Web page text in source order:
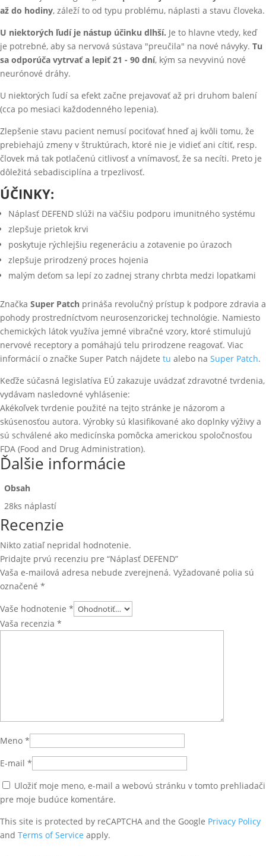
až do hodiny, záleží to od typu problému, náplasti a stavu človeka.
U niektorých ľudí je nástup účinku dlhší. Je to hlavne vtedy, keď
je potrebné, aby sa nervová sústava "preučila" na nové návyky. Tu
sa odporúča vytrvať a lepiť 21 - 90 dní, kým sa nevyvinú nové
neurónové dráhy.
U niektorých ľudí sa efekt začne prejavovať až pri druhom balení
(cca po mesiaci každodenného lepenia).
Zlepšenie stavu pacient nemusí pociťovať hneď aj kvôli tomu, že
prebiehajú zmeny v štruktúrach, ktoré nie je vidieť ani cítiť, resp.
človek má tak potlačenú citlivosť a vnímavosť, že sa necíti. Preto je
dôležitá sebadisciplína a trpezlivosť.
ÚČINKY:
Náplasť DEFEND slúži na väčšiu podporu imunitného systému
zlepšuje prietok krvi
poskytuje rýchlejšiu regeneráciu a zotavenie po úrazoch
zlepšuje prirodzený proces hojenia
malým deťom sa lepí zo zadnej strany chrbta medzi lopatkami
Značka Super Patch prináša revolučný prístup k podpore zdravia a
pohody prostredníctvom neurosenzorickej technológie. Namiesto
chemických látok využíva jemné vibračné vzory, ktoré stimulujú
nervové receptory a pomáhajú telu prirodzene reagovať. Viac
informácií o značke Super Patch nájdete tu alebo na Super Patch.
Keďže súčasná legislatíva EÚ zakazuje uvádzať zdravotné tvrdenia,
vydávam nasledovné vyhlásenie:
Akékoľvek tvrdenie použité na tejto stránke je názorom a
skúsenosťou autora. Výrobky sú klasifikované ako doplnky výživy a
sú schválené ako medicínska pomôcka americkou spoločnosťou
FDA (Food and Drug Administration).
Ďalšie informácie
Obsah
28ks náplastí
Recenzie
Nikto zatiaľ nepridal hodnotenie.
Pridajte prvú recenziu pre “Náplasť DEFEND”
Vaša e-mailová adresa nebude zverejnená. Vyžadované polia sú
označené *
Vaše hodnotenie *
Vaša recenzia *
Meno *
E-mail *
Uložiť moje meno, e-mail a webovú stránku v tomto prehliadači
pre moje budúce komentáre.
This site is protected by reCAPTCHA and the Google Privacy Policy
and Terms of Service apply.